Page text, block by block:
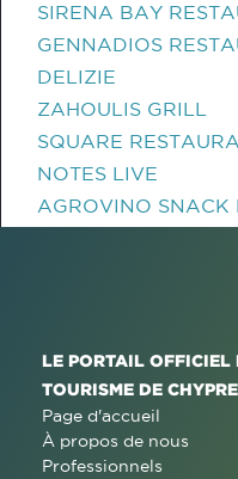
SIRENA BAY
GENNADIOS
DELIZIE
ZAHOULIS GRILL
SQUARE
NOTES LIVE
AGROVINO SNACK
LE PORTAIL OFFICIEL
TOURISME DE CHYPRE
Page d'accueil
À propos de nous
Professionnels